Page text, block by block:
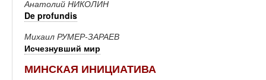
Анатолий НИКОЛИН
De profundis
Михаил РУМЕР-ЗАРАЕВ
Исчезнувший мир
МИНСКАЯ ИНИЦИАТИВА